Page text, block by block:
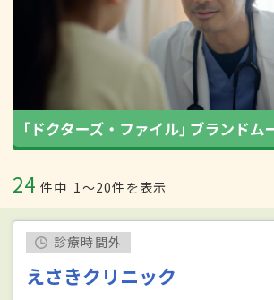
24 件中 1〜20件を表示
診療時間外
えさきクリニック